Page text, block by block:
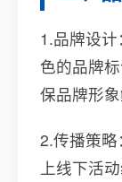
1.品牌设
色的品牌
保品牌形象
2.传播策
上线下活